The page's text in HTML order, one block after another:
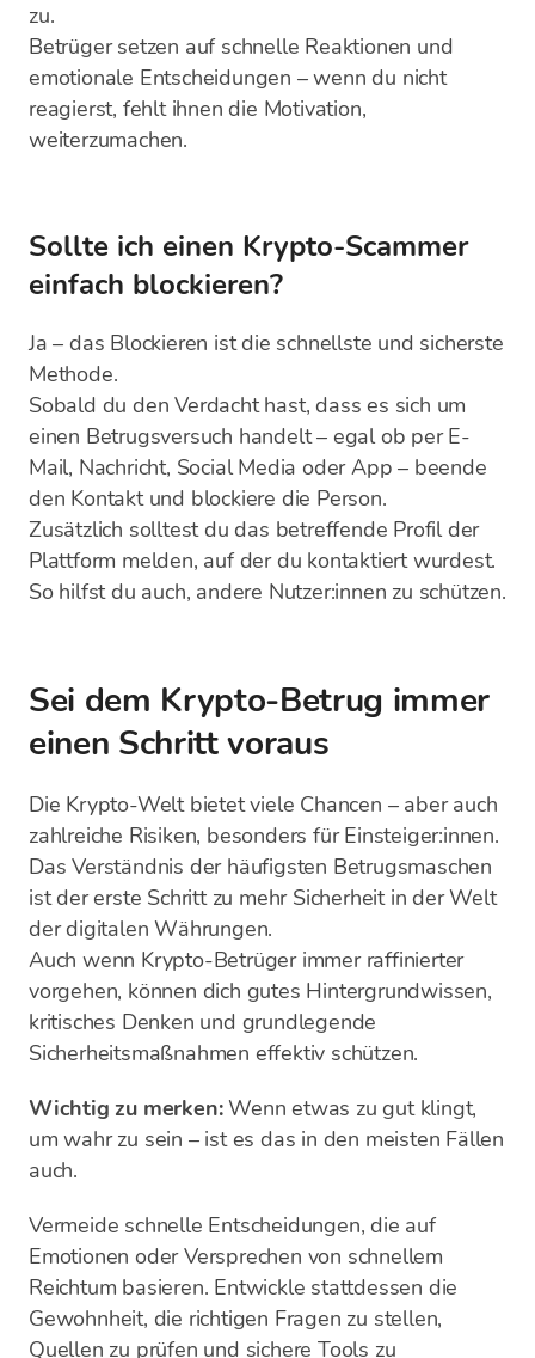
zu.
Betrüger setzen auf schnelle Reaktionen und
emotionale Entscheidungen – wenn du nicht
reagierst, fehlt ihnen die Motivation,
weiterzumachen.
Sollte ich einen Krypto-Scammer
einfach blockieren?
Ja – das Blockieren ist die schnellste und sicherste
Methode.
Sobald du den Verdacht hast, dass es sich um
einen Betrugsversuch handelt – egal ob per E-
Mail, Nachricht, Social Media oder App – beende
den Kontakt und blockiere die Person.
Zusätzlich solltest du das betreffende Profil der
Plattform melden, auf der du kontaktiert wurdest.
So hilfst du auch, andere Nutzer:innen zu schützen.
Sei dem Krypto-Betrug immer
einen Schritt voraus
Die Krypto-Welt bietet viele Chancen – aber auch
zahlreiche Risiken, besonders für Einsteiger:innen.
Das Verständnis der häufigsten Betrugsmaschen
ist der erste Schritt zu mehr Sicherheit in der Welt
der digitalen Währungen.
Auch wenn Krypto-Betrüger immer raffinierter
vorgehen, können dich gutes Hintergrundwissen,
kritisches Denken und grundlegende
Sicherheitsmaßnahmen effektiv schützen.
Wichtig zu merken:Wenn etwas zu gut klingt,
um wahr zu sein – ist es das in den meisten Fällen
auch.
Vermeide schnelle Entscheidungen, die auf
Emotionen oder Versprechen von schnellem
Reichtum basieren. Entwickle stattdessen die
Gewohnheit, die richtigen Fragen zu stellen,
Quellen zu prüfen und sichere Tools zu